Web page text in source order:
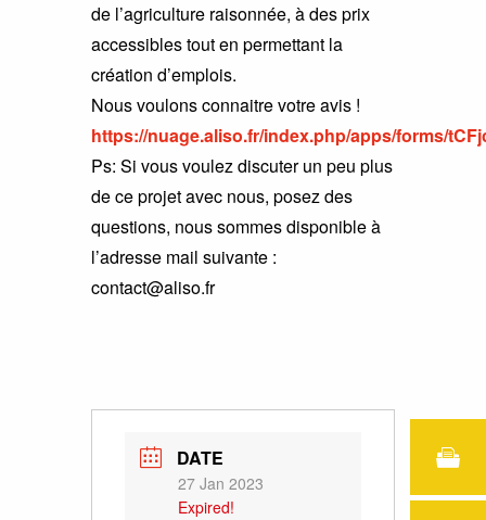
de l’agriculture raisonnée, à des prix
accessibles tout en permettant la
création d’emplois.
Nous voulons connaitre votre avis !
https://nuage.aliso.fr/index.php/apps/forms/
Ps: Si vous voulez discuter un peu plus
de ce projet avec nous, posez des
questions, nous sommes disponible à
l’adresse mail suivante :
contact@aliso.fr
DATE
27 Jan 2023
Expired!